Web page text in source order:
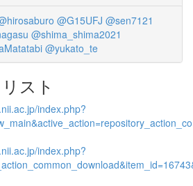
@G15UFJ @sen7121
@shima_shima2021
@yukato_te
スト
index.php?
index.php?